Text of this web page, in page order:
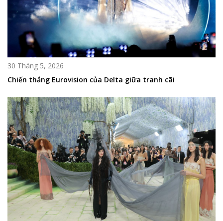
30 Tháng 5, 2026
Chiến thắng Eurovision của Delta giữa tranh cãi